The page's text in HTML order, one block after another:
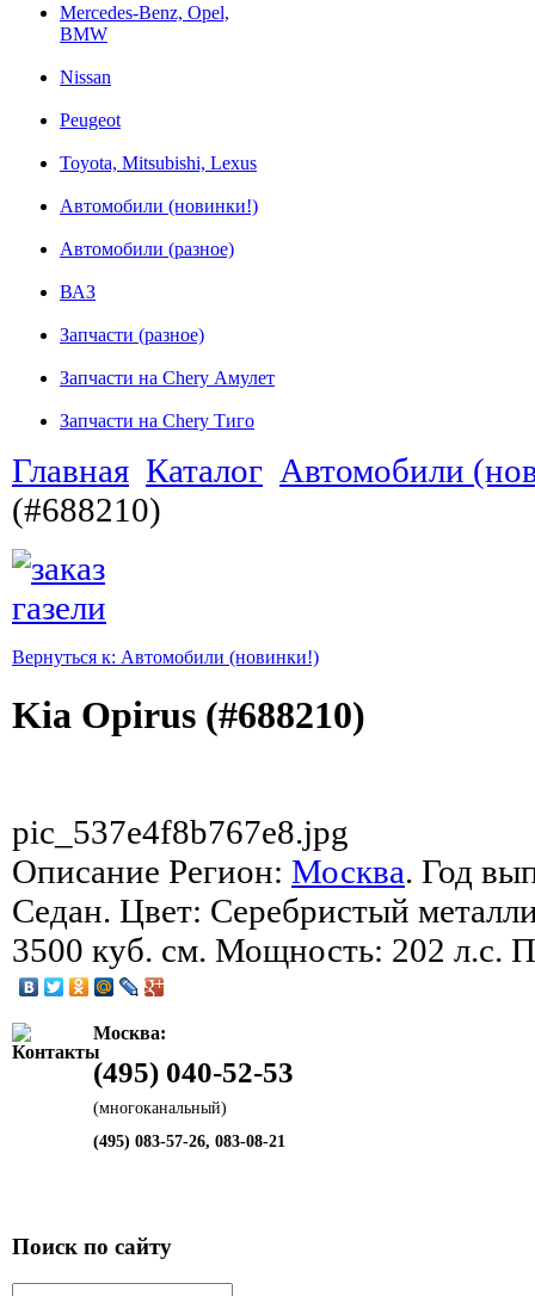
Mercedes-Benz, Opel,
BMW
Nissan
Peugeot
Toyota, Mitsubishi, Lexus
Автомобили (новинки!)
Автомобили (разное)
ВАЗ
Запчасти (разное)
Запчасти на Chery Амулет
Запчасти на Chery Тиго
Главная Каталог Автомобили
(#688210)
Вернуться к: Автомобили (новинки!)
Kia Opirus (#688210)
pic_537e4f8b767e8.jpg
Описание Регион: Москва. Год
Седан. Цвет: Серебристый
3500 куб. см. Мощность: 202 л.с.
Москва:
(495) 040-52-53
(многоканальный)
(495) 083-57-26, 083-08-21
Поиск по сайту